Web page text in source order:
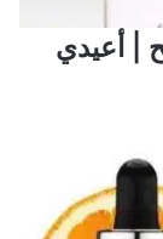
| أعيدي